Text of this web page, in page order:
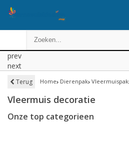
prev
next
Terug Home Dierenpak Vleermuispak
Vleermuis decoratie
Onze top categorieen